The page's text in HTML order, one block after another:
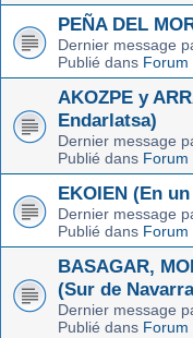
PEÑA DEL
Dernier message
Publié dans Forum
AKOZPE y
Endarlatsa)
Dernier message
Publié dans Forum
EKOIEN (En
Dernier message
Publié dans Forum
BASAGAR,
(Sur de
Dernier message
Publié dans Forum